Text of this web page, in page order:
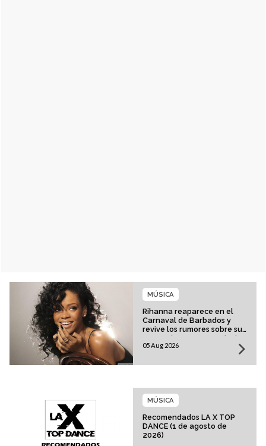
Rihanna reaparece en el
Carnaval de Barbados y
revive los rumores sobre su
esperado regreso musical
MÚSICA
05 Aug 2026
Recomendados LA X TOP
DANCE (1 de agosto de
2026)
MÚSICA